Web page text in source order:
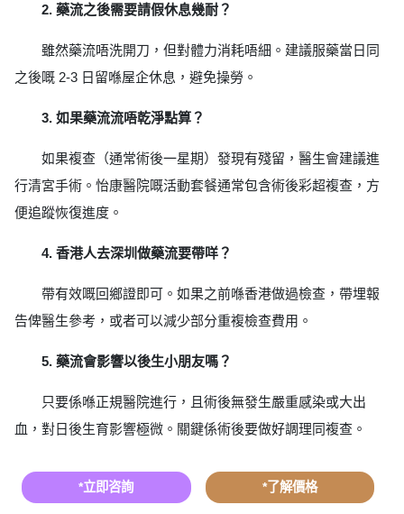
2. 藥流之後需要請假休息幾耐？
雖然藥流唔洗開刀，但對體力消耗唔細。建議服藥當日同
之後嘅 2-3 日留喺屋企休息，避免操勞。
3. 如果藥流流唔乾淨點算？
如果複查（通常術後一星期）發現有殘留，醫生會建議進
行清宮手術。怡康醫院嘅活動套餐通常包含術後彩超複查，方
便追蹤恢復進度。
4. 香港人去深圳做藥流要帶咩？
帶有效嘅回鄉證即可。如果之前喺香港做過檢查，帶埋報
告俾醫生參考，或者可以減少部分重複檢查費用。
5. 藥流會影響以後生小朋友嗎？
只要係喺正規醫院進行，且術後無發生嚴重感染或大出
血，對日後生育影響極微。關鍵係術後要做好調理同複查。
*立即咨詢 *了解價格